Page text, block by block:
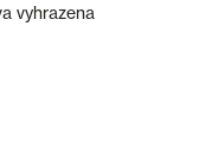
vyhrazena